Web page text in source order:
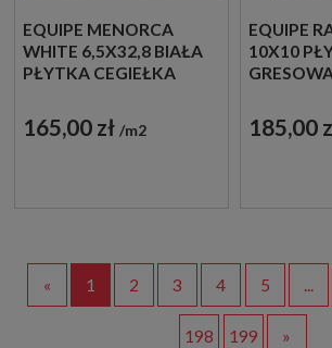
EQUIPE MENORCA
WHITE 6,5X32,8 BIAŁA
PŁYTKA CEGIEŁKA
165,00 zł m2
EQUIPE
10X10
185,00
« 1 2 3 4 5 ...
198 199 »